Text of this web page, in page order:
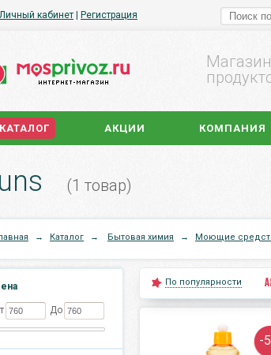
Личный кабинет Регистрация
КАТАЛОГ АКЦИИ КОМПАНИЯ
(1 товар)
→ Каталог → Бытовая химия → Моющие
До
По популярности
-